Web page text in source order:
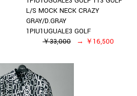
L/S MOCK NECK CRAZY
GRAY/D.GRAY
1PIU1UGUALE3 GOLF
￥33,000
￥16,500